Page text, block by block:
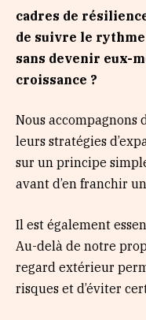
cadres de
de suivre le rythme
sans devenir eux-
croissance ?
Nous accompagnons
leurs stratégies
sur un principe
avant d’en franchir
Il est également
Au-delà de notre
regard extérieur
risques et d’éviter